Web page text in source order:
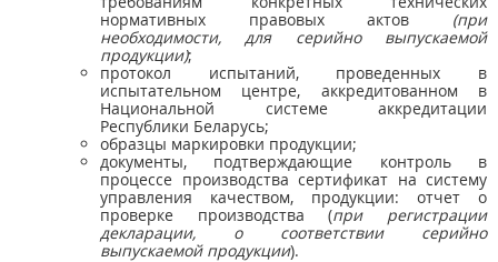
нормативных правовых актов (при
необходимости, для серийно выпускаемой
продукции);
протокол испытаний, проведенных в
испытательном центре, аккредитованном в
Национальной системе аккредитации
Республики Беларусь;
образцы маркировки продукции;
документы, подтверждающие контроль в
процессе производства сертификат на систему
управления качеством, продукции: отчет о
проверке производства (при регистрации
декларации, о соответствии серийно
выпускаемой продукции).